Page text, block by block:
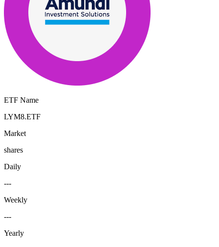
ETF Name
LYM8.ETF
Market
shares
Daily
---
Weekly
---
Yearly